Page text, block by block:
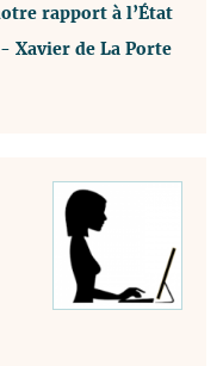
rapport à l’État
-Xavier de La Porte